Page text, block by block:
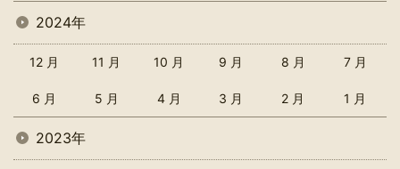
2024年
12 月 11 月 10 月 9 月 8 月 7 月
6 月 5 月 4 月 3 月 2 月 1 月
2023年